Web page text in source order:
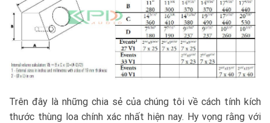
Trên đây là những chia sẻ của chúng tôi về cách tính kích
thước thùng loa chính xác nhất hiện nay. Hy vọng rằng với